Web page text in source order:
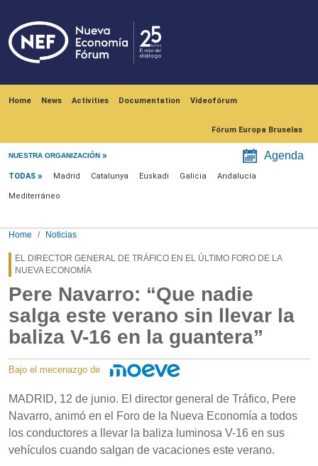
Home News Activities Documentation Videofórum
Fórum Europa Bruselas
NUESTRA ORGANIZACIÓN Agenda
Menú noticias
TODAS Madrid Catalunya Euskadi Galicia Andalucía
Mediterráneo
Home Noticias
EL DIRECTOR GENERAL DE TRÁFICO EN EL ÚLTIMO FORO DE LA
NUEVA ECONOMÍA
Pere Navarro: “Que nadie
salga este verano sin llevar la
baliza V-16 en la guantera”
Bajo el mecenazgo de
MADRID, 12 de junio. El director general de Tráfico, Pere
Navarro, animó en el Foro de la Nueva Economía a todos
los conductores a llevar la baliza luminosa V-16 en sus
vehículos cuando salgan de vacaciones este verano.